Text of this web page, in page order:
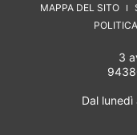
MAPPA DEL SITO
3
Dal